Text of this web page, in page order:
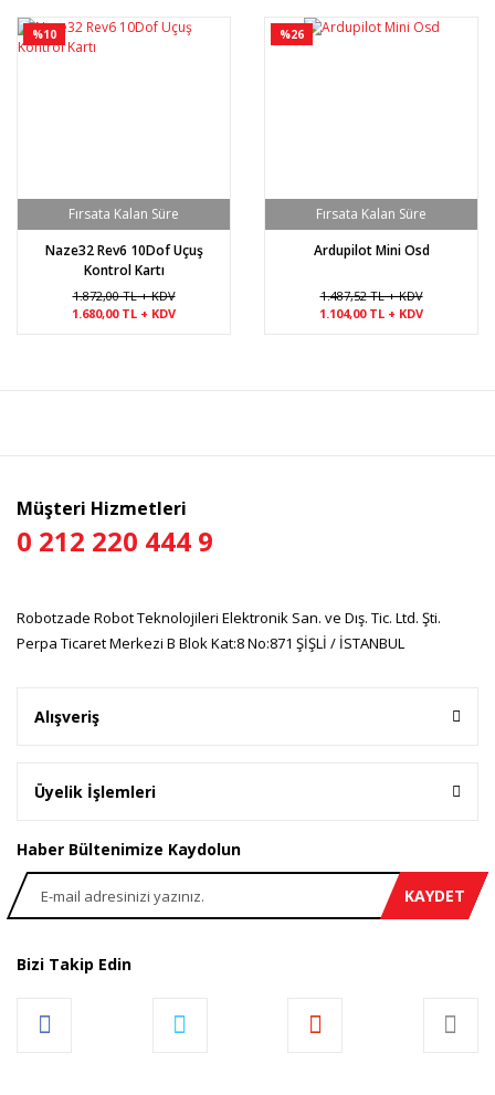
%10
Naze32 Rev6 10Dof Uçuş
Kontrol Kartı
1.872,00 TL + KDV
1.680,00 TL + KDV
%26
Ardupilot Mini Osd
1.487,52 TL + KDV
1.104,00 TL + KDV
Müşteri Hizmetleri
0 212 220 444 9
Robotzade Robot Teknolojileri Elektronik San. ve Dış. Tic. Ltd. Şti.
Perpa Ticaret Merkezi B Blok Kat:8 No:871 ŞİŞLİ / İSTANBUL
Alışveriş
Üyelik İşlemleri
Haber Bültenimize Kaydolun
KAYDET
Bizi Takip Edin